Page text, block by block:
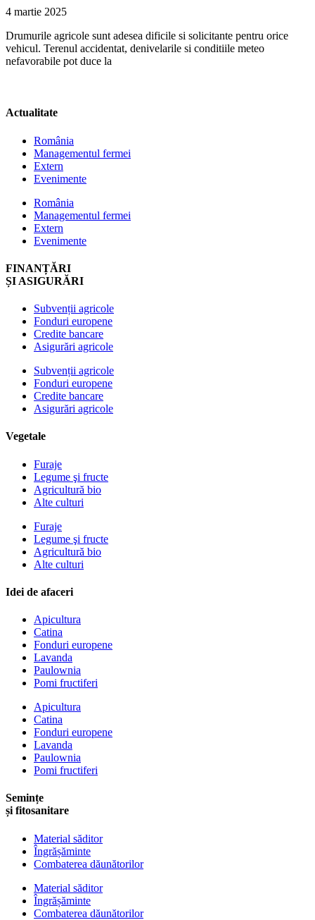
4 martie 2025
Drumurile agricole sunt adesea dificile si solicitante pentru orice
vehicul. Terenul accidentat, denivelarile si conditiile meteo
nefavorabile pot duce la
Actualitate
România
Managementul fermei
Extern
Evenimente
România
Managementul fermei
Extern
Evenimente
FINANȚĂRI
ȘI ASIGURĂRI
Subvenții agricole
Fonduri europene
Credite bancare
Asigurări agricole
Subvenții agricole
Fonduri europene
Credite bancare
Asigurări agricole
Vegetale
Furaje
Legume şi fructe
Agricultură bio
Alte culturi
Furaje
Legume şi fructe
Agricultură bio
Alte culturi
Idei de afaceri
Apicultura
Catina
Fonduri europene
Lavanda
Paulownia
Pomi fructiferi
Apicultura
Catina
Fonduri europene
Lavanda
Paulownia
Pomi fructiferi
Semințe
și fitosanitare
Material săditor
Îngrășăminte
Combaterea dăunătorilor
Material săditor
Îngrășăminte
Combaterea dăunătorilor